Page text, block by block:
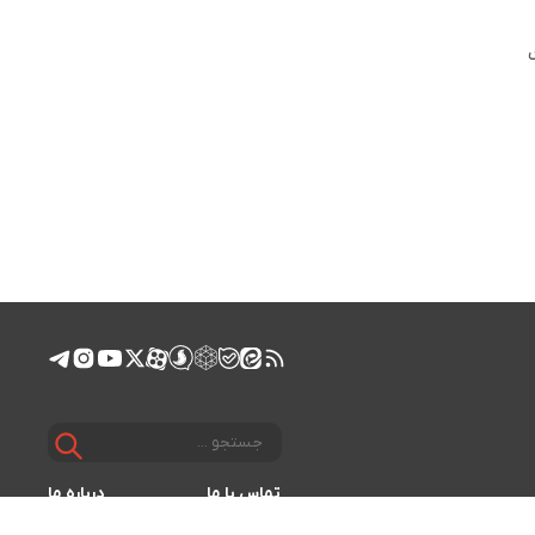
تماس با ما درباره ما